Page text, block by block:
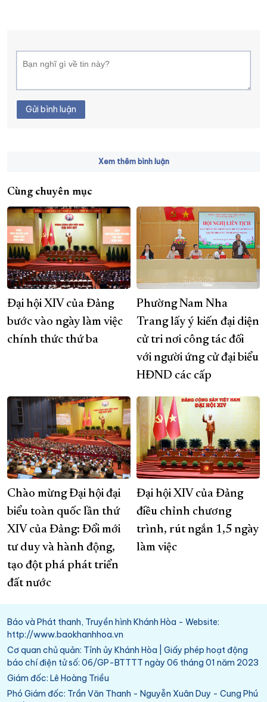
Gửi bình luận
Xem thêm bình luận
Cùng chuyên mục
Đại hội XIV của Đảng
bước vào ngày làm việc
chính thức thứ ba
Phường Nam Nha
Trang lấy ý kiến đại diện
cử tri nơi công tác đối
với người ứng cử đại biểu
HĐND các cấp
Chào mừng Đại hội đại
biểu toàn quốc lần thứ
XIV của Đảng: Đổi mới
tư duy và hành động,
tạo đột phá phát triển
đất nước
Đại hội XIV của Đảng
điều chỉnh chương
trình, rút ngắn 1,5 ngày
làm việc
Báo và Phát thanh, Truyền hình Khánh Hòa - Website:
http://www.baokhanhhoa.vn
Cơ quan chủ quản: Tỉnh ủy Khánh Hòa | Giấy phép hoạt động
báo chí điện tử số: 06/GP-BTTTT ngày 06 tháng 01 năm 2023
Giám đốc: Lê Hoàng Triều
Phó Giám đốc: Trần Văn Thanh - Nguyễn Xuân Duy - Cung Phú